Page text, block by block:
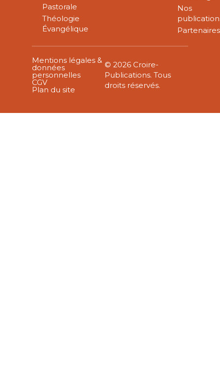
Pastorale
Théologie
Évangélique
Nos
Partenaires
Mentions légales &
données
personnelles
CGV
Plan du site
© 2026 Croire-
Publications. Tous
droits réservés.